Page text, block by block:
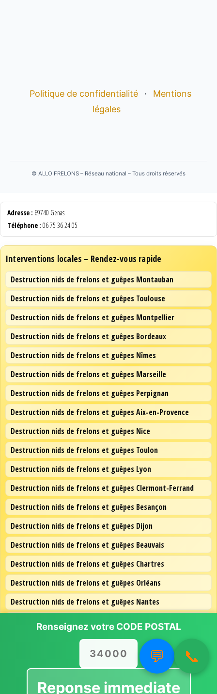
Politique de confidentialité ·
Mentions
légales
© ALLO FRELONS – Réseau national – Tous droits réservés
Adresse : 69740 Genas
Téléphone : 06 75 36 24 05
Interventions locales – Rendez-vous rapide
Destruction nids de frelons et guêpes Montauban
Destruction nids de frelons et guêpes Toulouse
Destruction nids de frelons et guêpes Montpellier
Destruction nids de frelons et guêpes Bordeaux
Destruction nids de frelons et guêpes Nîmes
Destruction nids de frelons et guêpes Marseille
Destruction nids de frelons et guêpes Perpignan
Destruction nids de frelons et guêpes Aix-en-Provence
Destruction nids de frelons et guêpes Nice
Destruction nids de frelons et guêpes Toulon
Destruction nids de frelons et guêpes Lyon
Destruction nids de frelons et guêpes Clermont-Ferrand
Destruction nids de frelons et guêpes Besançon
Destruction nids de frelons et guêpes Dijon
Destruction nids de frelons et guêpes Beauvais
Destruction nids de frelons et guêpes Chartres
Destruction nids de frelons et guêpes Orléans
Destruction nids de frelons et guêpes Nantes
Destruction nids de frelons et guêpes Lille
Destruction nids de frelons et guêpes Paris
💬 📞
Renseignez votre CODE POSTAL
Reponse immediate